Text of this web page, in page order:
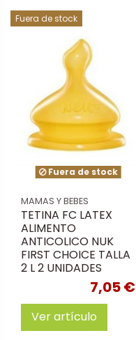
Fuera de stock
Fuera de stock
MAMAS Y BEBES
TETINA FC LATEX
ALIMENTO
ANTICOLICO NUK
FIRST CHOICE TALLA
2 L 2 UNIDADES
7,05 €
Ver artículo